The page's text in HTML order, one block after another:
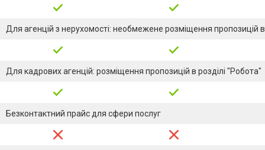
Для агенцій з нерухомості: необмежене розміщення пропозицій в
Для кадрових агенцій: розміщення пропозицій в розділі "Робота"
Безконтактний прайс для сфери послуг